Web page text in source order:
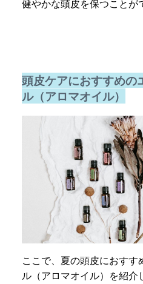
健やかな頭皮を保つことが
頭皮ケアにおすすめの
ル（アロマオイル）
ここで、夏の頭皮におすす
ル（アロマオイル）を紹介